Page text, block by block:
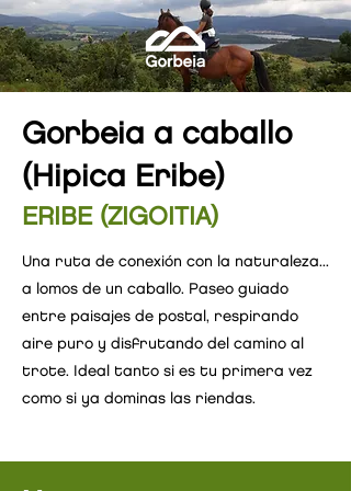
Gorbeia a caballo
(Hipica Eribe)
ERIBE (ZIGOITIA)
Una ruta de conexión con la naturaleza...
a lomos de un caballo. Paseo guiado
entre paisajes de postal, respirando
aire puro y disfrutando del camino al
trote. Ideal tanto si es tu primera vez
como si ya dominas las riendas.